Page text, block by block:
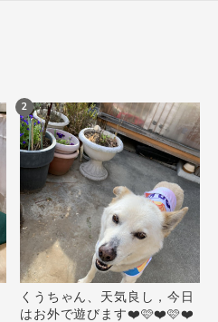
2
くうちゃん、天気良し，今日
はお外で遊びます❤️🩷❤️🩷❤️